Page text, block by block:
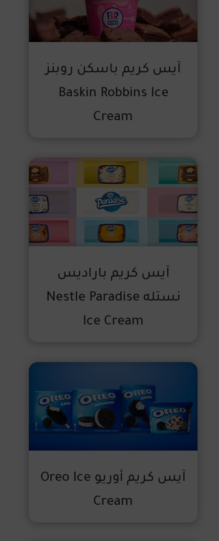
آيس كريم باسكن روبنز
‎Baskin Robbins Ice
Cream
آيس كريم باراديس
نستله Nestle Paradise
Ice Cream
آيس كريم أوريو Oreo Ice
Cream